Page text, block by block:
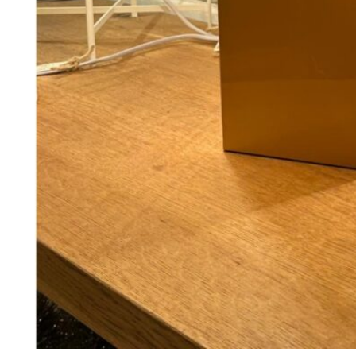
DKKTilføj til kurv
Se kurvKasse